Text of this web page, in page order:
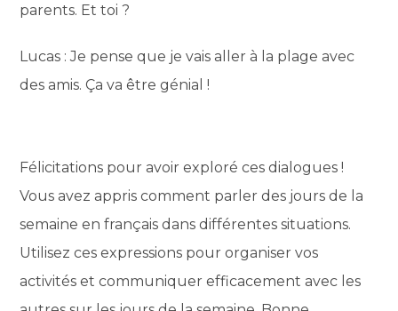
parents. Et toi ?
Lucas : Je pense que je vais aller à la plage avec
des amis. Ça va être génial !
Félicitations pour avoir exploré ces dialogues !
Vous avez appris comment parler des jours de la
semaine en français dans différentes situations.
Utilisez ces expressions pour organiser vos
activités et communiquer efficacement avec les